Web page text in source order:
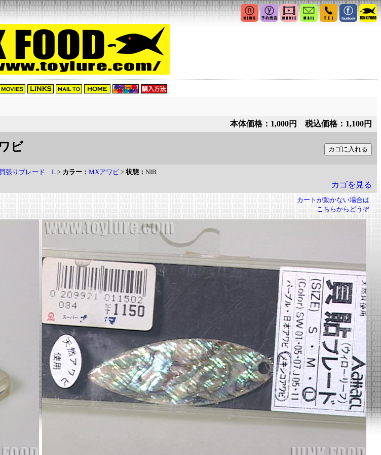
本体価格：1,000円 税込価格：1,100円
ビ
貝張りブレード L > カラー： MXアワビ >状態： NIB
カゴを見る
カートが動かない場合は
こちらからどうぞ